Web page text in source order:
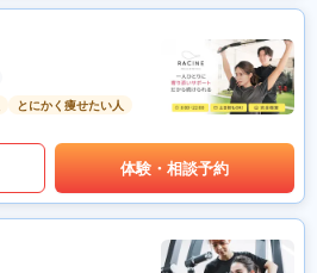
とにかく痩せたい人
体験・相談予約